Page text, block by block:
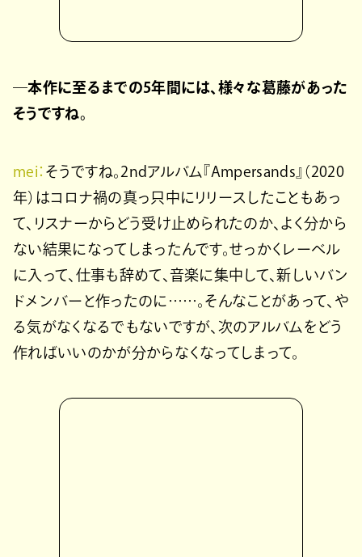
―本作に至るまでの5年間には、様々な葛藤があった
そうですね。
mei： そうですね。2ndアルバム『Ampersands』（2020
年）はコロナ禍の真っ只中にリリースしたこともあっ
て、リスナーからどう受け止められたのか、よく分から
ない結果になってしまったんです。せっかくレーベル
に入って、仕事も辞めて、音楽に集中して、新しいバン
ドメンバーと作ったのに……。そんなことがあって、や
る気がなくなるでもないですが、次のアルバムをどう
作ればいいのかが分からなくなってしまって。